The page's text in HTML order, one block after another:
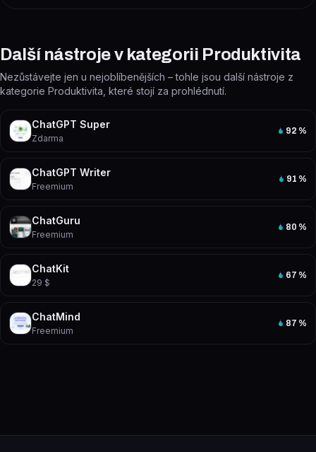
Další nástroje v kategorii Produktivita
Nezůstávejte jen u nejoblíbenějších – tohle jsou další nástroje z
kategorie Produktivita, které stojí za prohlédnutí.
ChatGPT Super
Zdarma
92 %
ChatGPT Writer
Freemium
91 %
ChatGuru
Freemium
80 %
ChatKit
29 $
67 %
ChatMind
Freemium
87 %